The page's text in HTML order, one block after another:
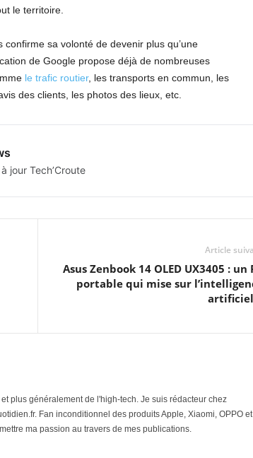
le territoire.
sa volonté de devenir plus qu’une
de Google propose déjà de nombreuses
le trafic routier, les transports en commun, les
des clients, les photos des lieux, etc.
jour Tech’Croute
Article
Asus Zenbook 14 OLED UX3405 : un
portable qui mise sur
plus généralement de l'high-tech. Je suis rédacteur chez
Fan inconditionnel des produits Apple, Xiaomi, OPPO et
ma passion au travers de mes publications.